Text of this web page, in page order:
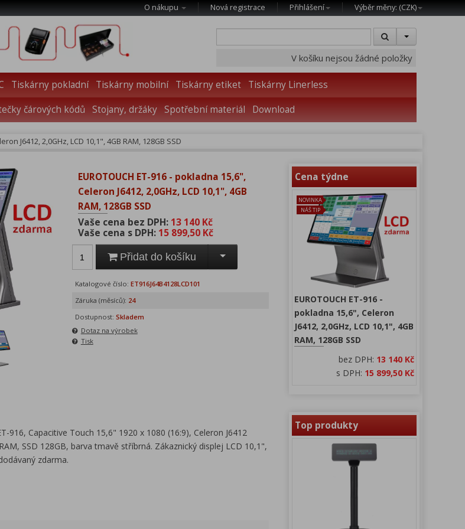
O nákupu Nová registrace Přihlášení Výběr měny: (CZK)
V košíku nejsou žádné položky
Tiskárny pokladní Tiskárny mobilní Tiskárny etiket
Tiskárny Linerless
čárových kódů Stojany, držáky Spotřební materiál Download
J6412, 2,0GHz, LCD 10,1", 4GB RAM, 128GB SSD
EUROTOUCH ET-916 - pokladna 15,6",
Celeron J6412, 2,0GHz, LCD 10,1", 4GB
RAM, 128GB SSD
Vaše cena bez DPH: 13 140 Kč
Vaše cena s DPH: 15 899,50 Kč
Přidat do košíku
Katalogové číslo: ET916J64B4128LCD101
Záruka (měsíců): 24
Dostupnost: Skladem
Dotaz na výrobek
Tisk
916, Capacitive Touch 15,6" 1920 x 1080 (16:9), Celeron J6412
SSD 128GB, barva tmavě stříbrná. Zákaznický displej LCD 10,1",
zdarma.
Cena týdne
NOVINKA
NÁŠ TIP
EUROTOUCH ET-916 -
pokladna 15,6", Celeron
J6412, 2,0GHz, LCD 10,1", 4GB
RAM, 128GB SSD
bez DPH: 13 140 Kč
s DPH: 15 899,50 Kč
Top produkty